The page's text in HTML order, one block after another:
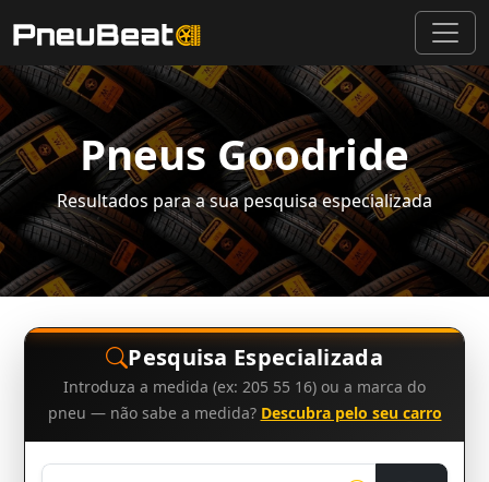
Pneus Goodride
Resultados para a sua pesquisa especializada
Pesquisa Especializada
Introduza a medida (ex: 205 55 16) ou a marca do
pneu — não sabe a medida? Descubra pelo seu carro